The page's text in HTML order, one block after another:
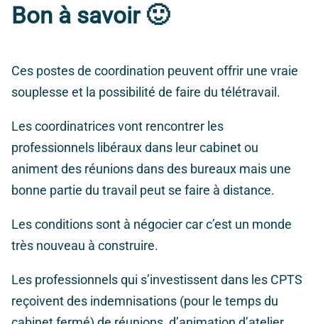
Bon à savoir 🙂
Ces postes de coordination peuvent offrir une vraie
souplesse et la possibilité de faire du télétravail.
Les coordinatrices vont rencontrer les
professionnels libéraux dans leur cabinet ou
animent des réunions dans des bureaux mais une
bonne partie du travail peut se faire à distance.
Les conditions sont à négocier car c’est un monde
très nouveau à construire.
Les professionnels qui s’investissent dans les CPTS
reçoivent des indemnisations (pour le temps du